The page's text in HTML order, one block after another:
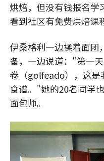
烘焙，但没有钱报名学
看到社区有免费烘焙课
伊桑格利一边揉着面团
备，一边说道："第一
卷（golfeado），这是
食谱。"她的20名同学
面包师。